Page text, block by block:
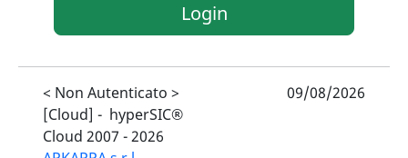
< Non Autenticato >
[Cloud] - hyperSIC®
Cloud 2007 -2026
09/08/2026